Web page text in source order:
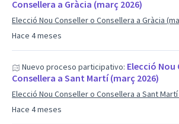
Hace 4 meses
Consellera a Gràcia (març 2026)
Elecció Nou Conseller o Consellera a Gràcia
Hace 4 meses
Nuevo proceso participativo: Elecció Nou
Consellera a Sant Martí (març 2026)
Elecció Nou Conseller o Consellera a Sant Martí